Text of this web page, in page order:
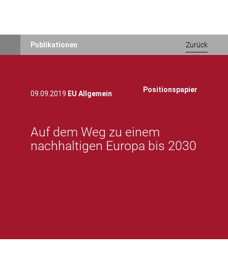
Publikationen Zurück
09.09.2019 EU Allgemein Positionspapier
Auf dem Weg zu einem
nachhaltigen Europa bis 2030